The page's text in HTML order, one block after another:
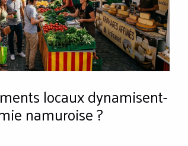
locaux dynamisent-
namuroise ?